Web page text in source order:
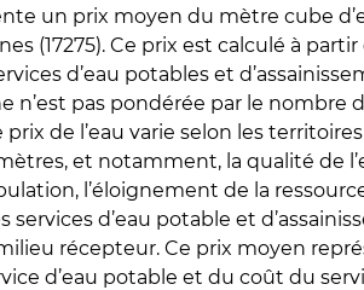
un prix moyen du mètre cube
(17275). Ce prix est calculé à
d’eau potables et
n’est pas pondérée par le nombre
de l’eau varie selon les
et notamment, la qualité de
l’éloignement de la
services d’eau potable et
récepteur. Ce prix moyen
d’eau potable et du coût du